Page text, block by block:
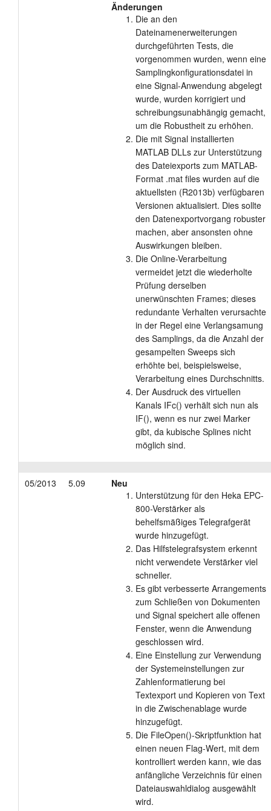
Änderungen
Die an den
Dateinamenerweiterungen
durchgeführten Tests, die
vorgenommen wurden, wenn eine
Samplingkonfigurationsdatei in
eine Signal-Anwendung abgelegt
wurde, wurden korrigiert und
schreibungsunabhängig gemacht,
um die Robustheit zu erhöhen.
Die mit Signal installierten
MATLAB DLLs zur Unterstützung
des Dateiexports zum MATLAB-
Format .mat files wurden auf die
aktuellsten (R2013b) verfügbaren
Versionen aktualisiert. Dies sollte
den Datenexportvorgang robuster
machen, aber ansonsten ohne
Auswirkungen bleiben.
Die Online-Verarbeitung
vermeidet jetzt die wiederholte
Prüfung derselben
unerwünschten Frames; dieses
redundante Verhalten verursachte
in der Regel eine Verlangsamung
des Samplings, da die Anzahl der
gesampelten Sweeps sich
erhöhte bei, beispielsweise,
Verarbeitung eines Durchschnitts.
Der Ausdruck des virtuellen
Kanals IFc() verhält sich nun als
IF(), wenn es nur zwei Marker
gibt, da kubische Splines nicht
möglich sind.
05/2013 5.09
Neu
Unterstützung für den Heka EPC-
800-Verstärker als
behelfsmäßiges Telegrafgerät
wurde hinzugefügt.
Das Hilfstelegrafsystem erkennt
nicht verwendete Verstärker viel
schneller.
Es gibt verbesserte Arrangements
zum Schließen von Dokumenten
und Signal speichert alle offenen
Fenster, wenn die Anwendung
geschlossen wird.
Eine Einstellung zur Verwendung
der Systemeinstellungen zur
Zahlenformatierung bei
Textexport und Kopieren von Text
in die Zwischenablage wurde
hinzugefügt.
Die FileOpen()-Skriptfunktion hat
einen neuen Flag-Wert, mit dem
kontrolliert werden kann, wie das
anfängliche Verzeichnis für einen
Dateiauswahldialog ausgewählt
wird.